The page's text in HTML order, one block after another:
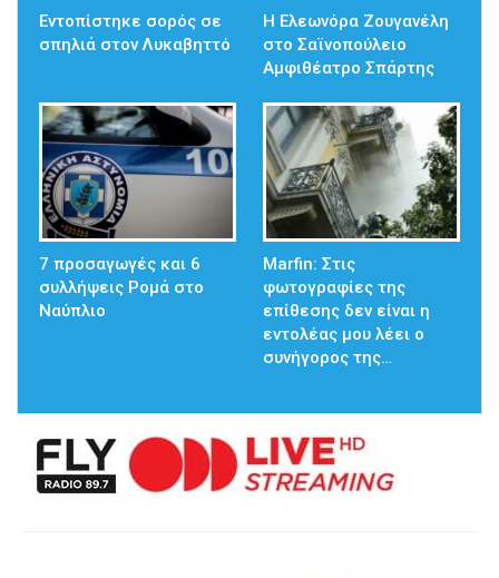
Εντοπίστηκε σορός σε
σπηλιά στον Λυκαβηττό
Η Ελεωνόρα Ζουγανέλη
στο Σαϊνοπούλειο
Αμφιθέατρο Σπάρτης
7 προσαγωγές και 6
συλλήψεις Ρομά στο
Ναύπλιο
Marfin: Στις
φωτογραφίες της
επίθεσης δεν είναι η
εντολέας μου λέει ο
συνήγορος της…